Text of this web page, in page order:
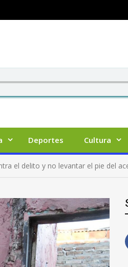
Deportes Cultura
el delito y no levantar el pie del